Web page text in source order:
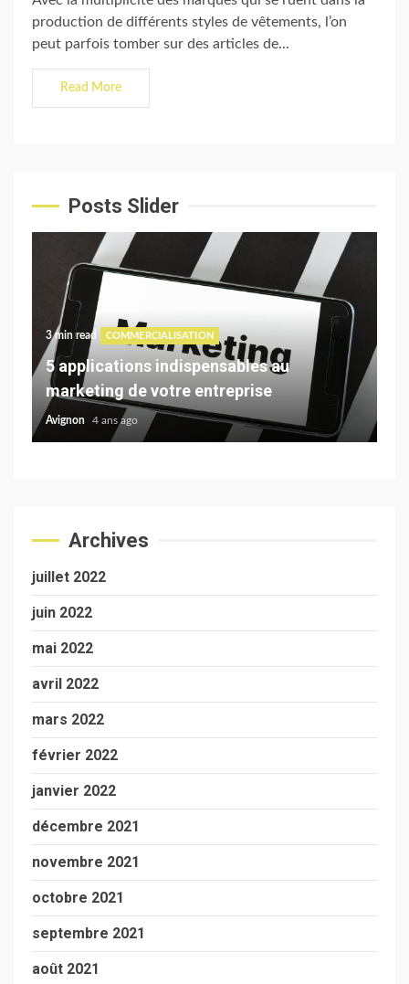
production de différents styles de vêtements, l’on
peut parfois tomber sur des articles de...
Read More
Posts Slider
3 min read COMMERCIALISATION
5 applications indispensables au
marketing de votre entreprise
Avignon 4 ans ago
Archives
juillet 2022
juin 2022
mai 2022
avril 2022
mars 2022
février 2022
janvier 2022
décembre 2021
novembre 2021
octobre 2021
septembre 2021
août 2021